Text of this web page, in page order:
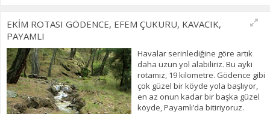
EKİM ROTASI GÖDENCE, EFEM ÇUKURU, KAVACIK,
PAYAMLI
Havalar serinlediğine göre artık
daha uzun yol alabiliriz. Bu ayki
rotamız, 19 kilometre. Gödence gibi
çok güzel bir köyde yola başlıyor,
en az onun kadar bir başka güzel
köyde, Payamlı’da bitiriyoruz.